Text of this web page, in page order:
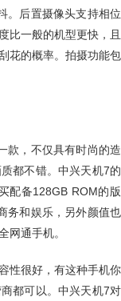
。后置摄像头支持相位
比一般的机型更快，且
花的概率。拍摄功能包
款，不仅具有时尚的造
都不错。中兴天机7的
配备128GB ROM的版
务和娱乐，另外颜值也
网通手机。
性很好，有这种手机你
都可以。中兴天机7对